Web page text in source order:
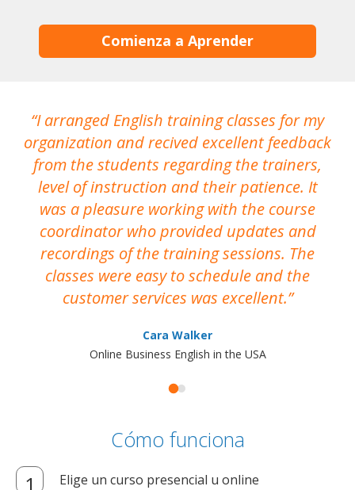
Comienza a Aprender
I arranged English training classes for my
organization and recived excellent feedback
from the students regarding the trainers,
level of instruction and their patience. It
was a pleasure working with the course
coordinator who provided updates and
recordings of the training sessions. The
classes were easy to schedule and the
customer services was excellent.
Cara Walker
Online Business English in the USA
Cómo funciona
Elige un curso presencial u online